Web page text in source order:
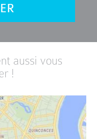
aussi vous
!